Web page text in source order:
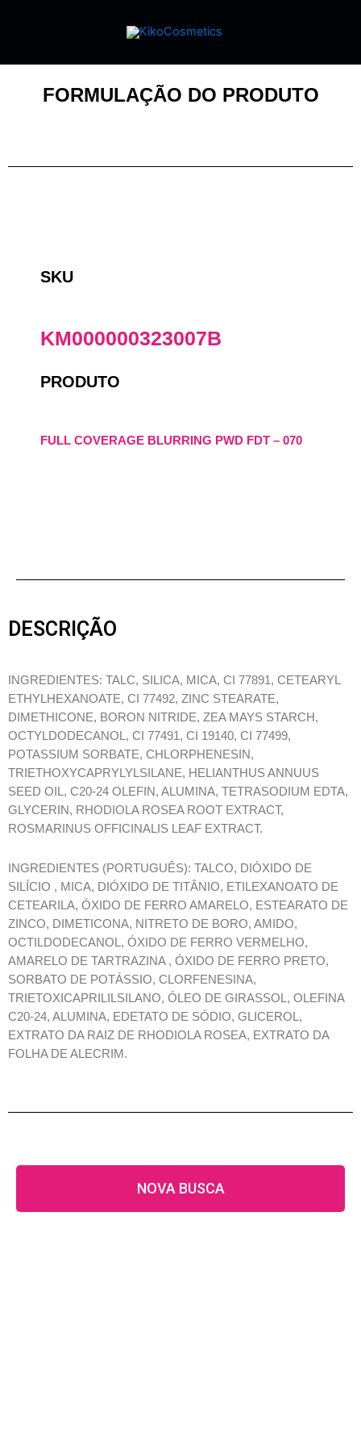
FORMULAÇÃO DO PRODUTO
SKU
KM000000323007B
PRODUTO
FULL COVERAGE BLURRING PWD FDT – 070
DESCRIÇÃO
INGREDIENTES: TALC, SILICA, MICA, CI 77891, CETEARYL
ETHYLHEXANOATE, CI 77492, ZINC STEARATE,
DIMETHICONE, BORON NITRIDE, ZEA MAYS STARCH,
OCTYLDODECANOL, CI 77491, CI 19140, CI 77499,
POTASSIUM SORBATE, CHLORPHENESIN,
TRIETHOXYCAPRYLYLSILANE, HELIANTHUS ANNUUS
SEED OIL, C20-24 OLEFIN, ALUMINA, TETRASODIUM EDTA,
GLYCERIN, RHODIOLA ROSEA ROOT EXTRACT,
ROSMARINUS OFFICINALIS LEAF EXTRACT.
INGREDIENTES (PORTUGUÊS): TALCO, DIÓXIDO DE
SILÍCIO , MICA, DIÓXIDO DE TITÂNIO, ETILEXANOATO DE
CETEARILA, ÓXIDO DE FERRO AMARELO, ESTEARATO DE
ZINCO, DIMETICONA, NITRETO DE BORO, AMIDO,
OCTILDODECANOL, ÓXIDO DE FERRO VERMELHO,
AMARELO DE TARTRAZINA , ÓXIDO DE FERRO PRETO,
SORBATO DE POTÁSSIO, CLORFENESINA,
TRIETOXICAPRILILSILANO, ÓLEO DE GIRASSOL, OLEFINA
C20-24, ALUMINA, EDETATO DE SÓDIO, GLICEROL,
EXTRATO DA RAIZ DE RHODIOLA ROSEA, EXTRATO DA
FOLHA DE ALECRIM.
NOVA BUSCA